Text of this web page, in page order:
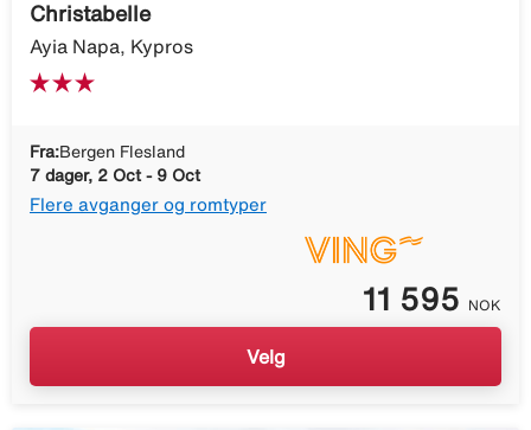
Christabelle
Ayia Napa, Kypros
Fra:Bergen Flesland
7 dager, 2 Oct - 9 Oct
Flere avganger og romtyper
11 595 NOK
Velg